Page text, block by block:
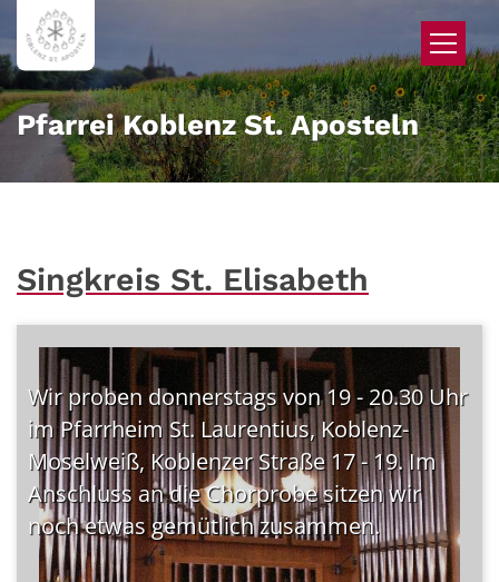
Zum Inhalt springen
Pfarrei Koblenz St. Aposteln
Singkreis St. Elisabeth
Wir proben donnerstags von 19 - 20.30 Uhr
im Pfarrheim St. Laurentius, Koblenz-
Moselweiß, Koblenzer Straße 17 - 19. Im
Anschluss an die Chorprobe sitzen wir
noch etwas gemütlich zusammen.